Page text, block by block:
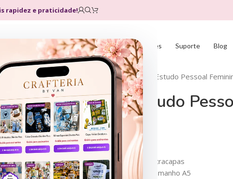
rapidez e praticidade!
Home Loja Planos Atualizações Suporte Blog
Início Devocional Caderno Estudo Pessoal
Caderno Estudo
R$39,00 R$ 9,90
O miolo tem 194 páginas
4 modelos de Capas / Contracapas
Envio em formato PDF – Tamanho A5